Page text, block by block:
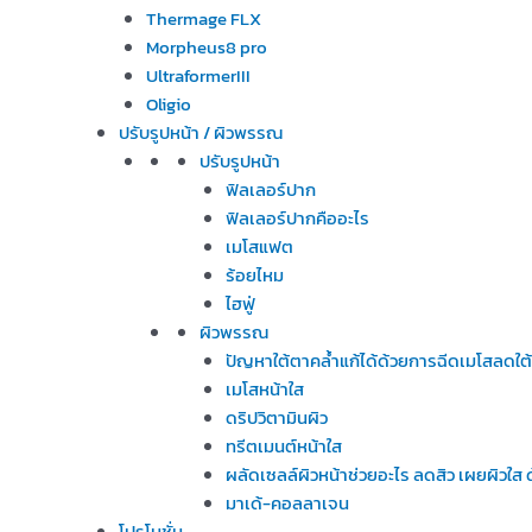
Thermage FLX
Morpheus8 pro
UltraformerIII
Oligio
ปรับรูปหน้า / ผิวพรรณ
ปรับรูปหน้า
ฟิลเลอร์ปาก
ฟิลเลอร์ปากคืออะไร
เมโสแฟต
ร้อยไหม
ไฮฟู่
ผิวพรรณ
ปัญหาใต้ตาคล้ำแก้ได้ด้วยการฉีดเมโสลดใ
เมโสหน้าใส
ดริปวิตามินผิว
ทรีตเมนต์หน้าใส
ผลัดเซลล์ผิวหน้าช่วยอะไร ลดสิว เผยผิวใ
มาเด้-คอลลาเจน